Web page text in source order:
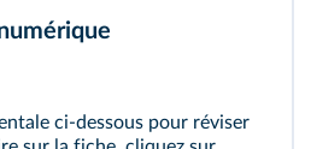
ci‑dessous pour réviser